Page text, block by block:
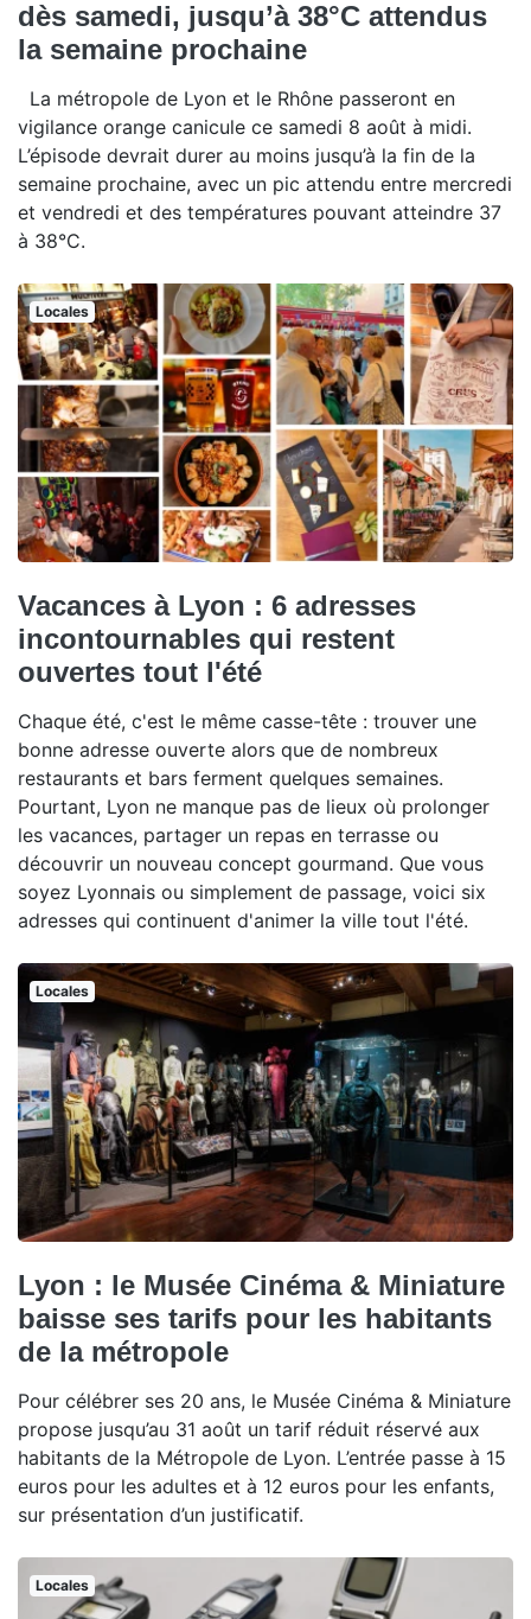
dès samedi, jusqu’à 38°C attendus
la semaine prochaine
La métropole de Lyon et le Rhône passeront en
vigilance orange canicule ce samedi 8 août à midi.
L’épisode devrait durer au moins jusqu’à la fin de la
semaine prochaine, avec un pic attendu entre mercredi
et vendredi et des températures pouvant atteindre 37
à 38°C.
Locales
Vacances à Lyon : 6 adresses
incontournables qui restent
ouvertes tout l'été
Chaque été, c'est le même casse-tête : trouver une
bonne adresse ouverte alors que de nombreux
restaurants et bars ferment quelques semaines.
Pourtant, Lyon ne manque pas de lieux où prolonger
les vacances, partager un repas en terrasse ou
découvrir un nouveau concept gourmand. Que vous
soyez Lyonnais ou simplement de passage, voici six
adresses qui continuent d'animer la ville tout l'été.
Locales
Lyon : le Musée Cinéma & Miniature
baisse ses tarifs pour les habitants
de la métropole
Pour célébrer ses 20 ans, le Musée Cinéma & Miniature
propose jusqu’au 31 août un tarif réduit réservé aux
habitants de la Métropole de Lyon. L’entrée passe à 15
euros pour les adultes et à 12 euros pour les enfants,
sur présentation d’un justificatif.
Locales